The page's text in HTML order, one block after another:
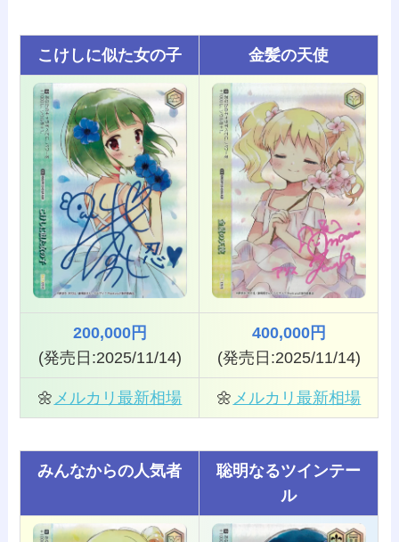
こけしに似た女の子 金髪の天使
200,000円
(発売日:2025/11/14)
400,000円
(発売日:2025/11/14)
🌼 メルカリ最新相場 🌼 メルカリ最新相場
みんなからの人気者
聡明なるツインテー
ル